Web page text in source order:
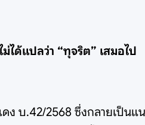
ได้แปลว่า “ทุจริต” เสมอไป
บ.42/2568 ซึ่งกลายเป็นแ